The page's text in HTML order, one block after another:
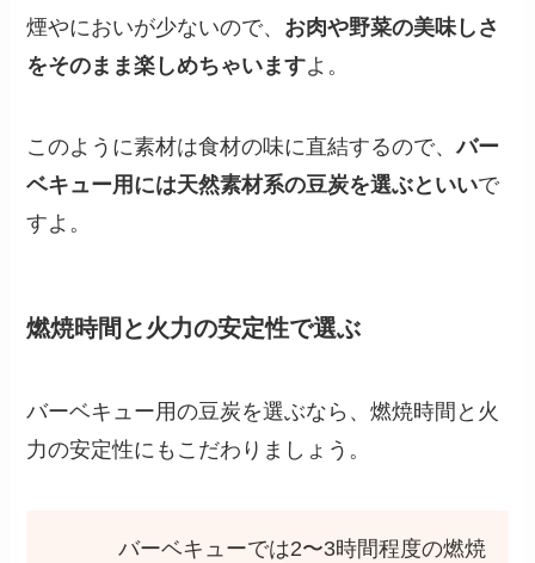
煙やにおいが少ないので、 お肉や野菜の美味しさ
をそのまま楽しめちゃいますよ。
このように素材は食材の味に直結するので、バー
ベキュー用には天然素材系の豆炭を選ぶといいで
すよ。
燃焼時間と火力の安定性で選ぶ
バーベキュー用の豆炭を選ぶなら、燃焼時間と火
力の安定性にもこだわりましょう。
バーベキューでは2〜3時間程度の燃焼